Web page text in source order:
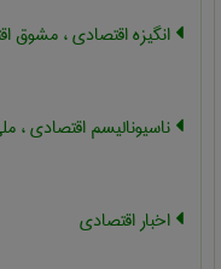
انگیزه اقتصادی ، مشوق
ناسیونالیسم اقتصادی ،
اخبار اقتصادی